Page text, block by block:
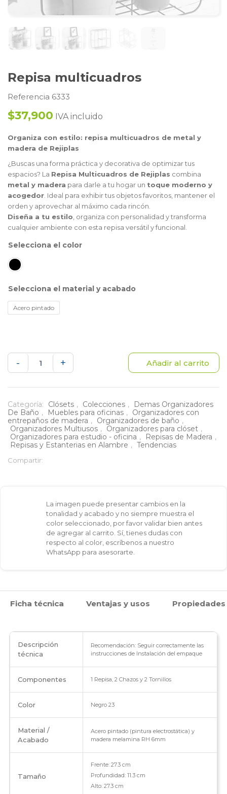
Repisa multicuadros
Referencia 6333
$37,900 IVA incluido
Organiza con estilo: repisa multicuadros de metal y
madera de Rejiplas
¿Buscas una forma práctica y decorativa de optimizar tus
espacios? La Repisa Multicuadros de Rejiplas combina
metal y madera para darle a tu hogar un toque moderno y
acogedor. Ideal para exhibir tus objetos favoritos, mantener el
orden y aprovechar al máximo cada rincón.
Diseña a tu estilo, organiza con personalidad y transforma
cualquier ambiente con esta repisa versátil y funcional.
color
material y acabado
Acero pintado
-
Repisa
cantidad
+ Añadir al carrito
Categoría: Clósets , Colecciones ,
Demas Organizadores
De Baño , Muebles para oficinas , Organizadores con
entrepaños de madera , Organizadores de baño ,
Organizadores Multiusos , Organizadores para clóset ,
Organizadores para estudio - oficina , Repisas de Madera ,
Repisas y Estanterias en Alambre , Tendencias
Compartir:
La imagen puede presentar cambios en la
tonalidad y acabado y no siempre muestra el
color seleccionado, por favor validar bien antes
de agregar al carrito. Sí, tienes dudas con
respecto al color, escríbenos a nuestro
WhatsApp para asesorarte.
Ficha técnica Ventajas y usos Propiedades
Descripción
técnica
Recomendación: Seguir correctamente las
instrucciones de Instalación del empaque
Componentes 1 Repisa, 2 Chazos y 2 Tornillos
Color Negro 23
Material /
Acabado
Acero pintado (pintura electrostática) y
madera melamina RH 6mm
Tamaño
Frente: 27.3 cm
Profundidad: 11.3 cm
Alto: 27.3 cm